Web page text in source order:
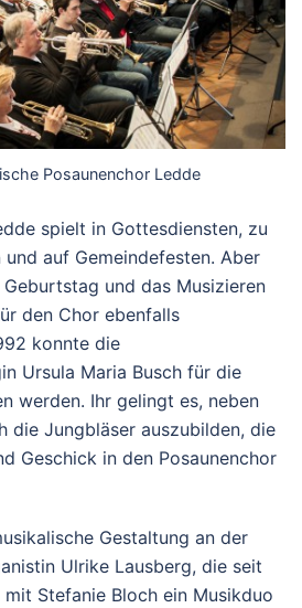
Posaunenchor Ledde
spielt in Gottesdiensten, zu
auf Gemeindefesten. Aber
und das Musizieren
den Chor ebenfalls
konnte die
Ursula Maria Busch für die
werden. Ihr gelingt es, neben
die Jungbläser auszubilden, die
Geschick in den Posaunenchor
Gestaltung an der
Ulrike Lausberg, die seit
mit Stefanie Bloch ein Musikduo